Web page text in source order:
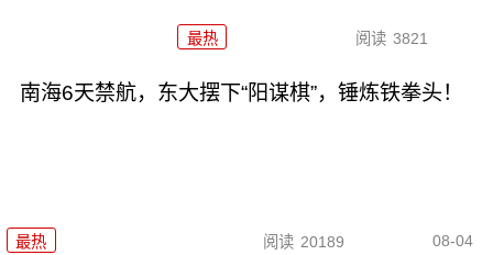
最热 阅读 3821
南海6天禁航，东大摆下“阳谋棋”，锤炼铁拳头！
最热 阅读 20189 08-04